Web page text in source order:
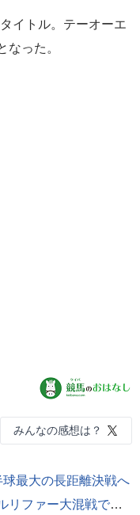
イトル。テーオーエ
った。
みんなの感想は？
最大の長距離決戦へ
【凱旋門賞】今年こそ悲願なるか！？シンエンペラー、武豊アルリファー大混戦でビッグチャンス